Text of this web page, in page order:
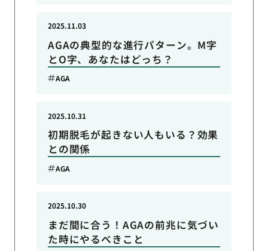
AGAの典型的な進行パターン。M字
とO字、あなたはどっち？
2025.11.03
AGA
初期脱毛が起きない人もいる？効果
との関係
2025.10.31
AGA
まだ間に合う！AGAの前兆に気づい
た時にやるべきこと
2025.10.30